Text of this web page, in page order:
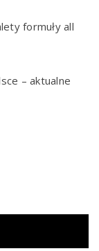
formuły all
– aktualne